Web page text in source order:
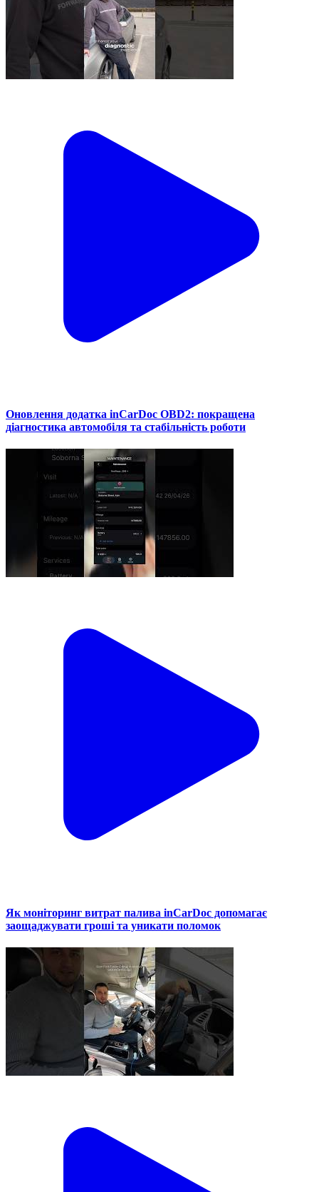
Оновлення додатка inCarDoc OBD2: покращена
діагностика автомобіля та стабільність роботи
Як моніторинг витрат палива inCarDoc допомагає
заощаджувати гроші та уникати поломок